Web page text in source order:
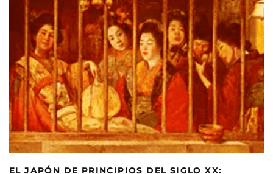
EL JAPÓN DE PRINCIPIOS DEL SIGLO XX: